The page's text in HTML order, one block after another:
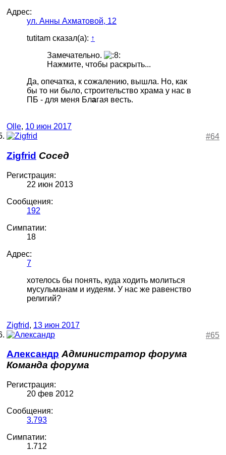
Адрес:
ул. Анны Ахматовой, 12
tutitam сказал(а): ↑
Замечательно.
Нажмите, чтобы раскрыть...
Да, опечатка, к сожалению, вышла. Но, как
бы то ни было, строительство храма у нас в
ПБ - для меня Благая весть.
Olle, 10 июн 2017
#64
Zigfrid Сосед
Регистрация:
22 июн 2013
Сообщения:
192
Симпатии:
18
Адрес:
7
хотелось бы понять, куда ходить молиться
мусульманам и иудеям. У нас же равенство
религий?
Zigfrid, 13 июн 2017
#65
Александр Администратор форума
Команда форума
Регистрация:
20 фев 2012
Сообщения:
3.793
Симпатии:
1.712